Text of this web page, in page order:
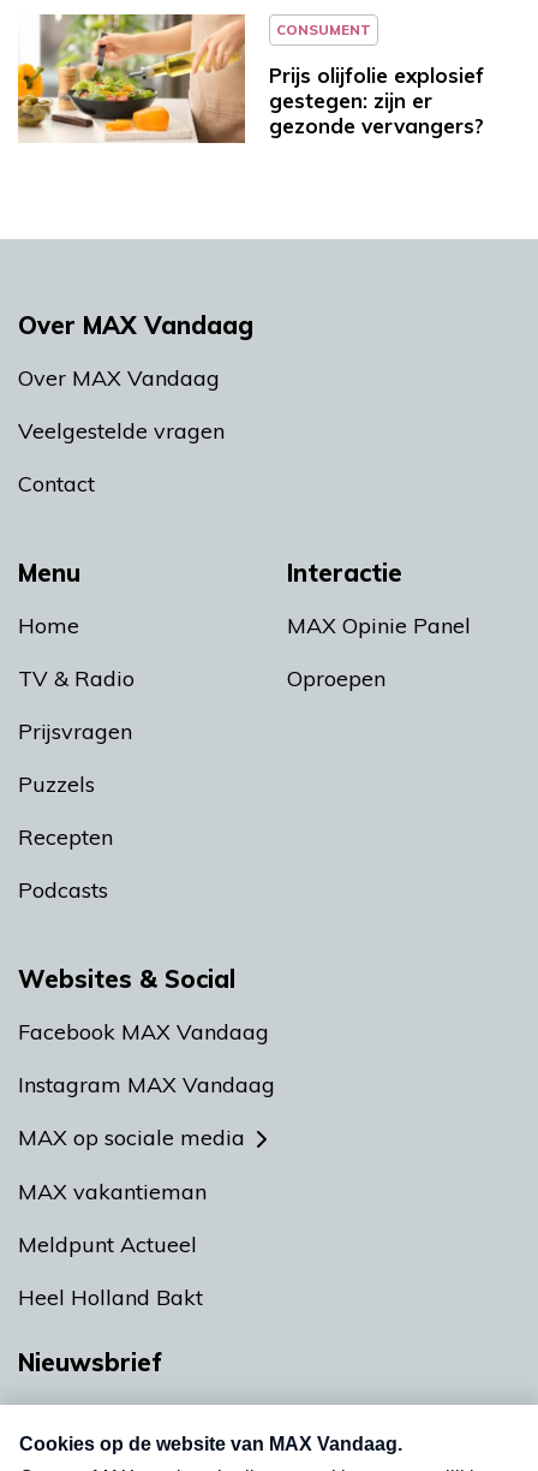
CONSUMENT
Prijs olijfolie explosief
gestegen: zijn er
gezonde vervangers?
Menu
Home
TV & Radio
Prijsvragen
Puzzels
Recepten
Podcasts
Interactie
MAX Opinie Panel
Oproepen
Over MAX Vandaag
Over MAX Vandaag
Veelgestelde vragen
Contact
Websites & Social
Facebook MAX Vandaag
Instagram MAX Vandaag
MAX op sociale media
MAX vakantieman
Meldpunt Actueel
Heel Holland Bakt
Nieuwsbrief
nieuwsbrief. Elke vrijdag- en dinsdagochtend in